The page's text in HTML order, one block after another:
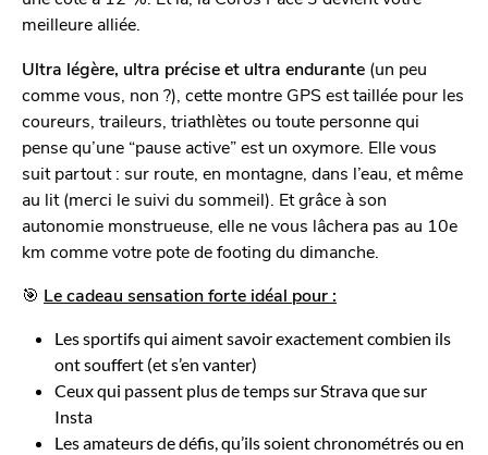
meilleure alliée.
Ultra légère, ultra précise et ultra endurante (un peu
comme vous, non ?), cette montre GPS est taillée pour les
coureurs, traileurs, triathlètes ou toute personne qui
pense qu’une “pause active” est un oxymore. Elle vous
suit partout : sur route, en montagne, dans l’eau, et même
au lit (merci le suivi du sommeil). Et grâce à son
autonomie monstrueuse, elle ne vous lâchera pas au 10e
km comme votre pote de footing du dimanche.
🎯 Le cadeau sensation forte idéal pour :
Les sportifs qui aiment savoir exactement combien ils
ont souffert (et s’en vanter)
Ceux qui passent plus de temps sur Strava que sur
Insta
Les amateurs de défis, qu’ils soient chronométrés ou en